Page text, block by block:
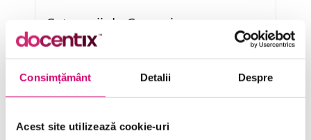
Consimțământ Detalii Despre
Acest site utilizează cookie-uri
Categorii de Cursuri
Dezvoltare personală și profesională
Finanțe